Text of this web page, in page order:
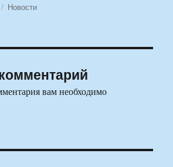
Рубрики
Новости
вам необходимо